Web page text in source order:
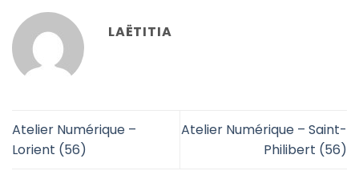
LAËTITIA
Atelier Numérique –
Lorient (56)
Atelier Numérique – Saint-
Philibert (56)